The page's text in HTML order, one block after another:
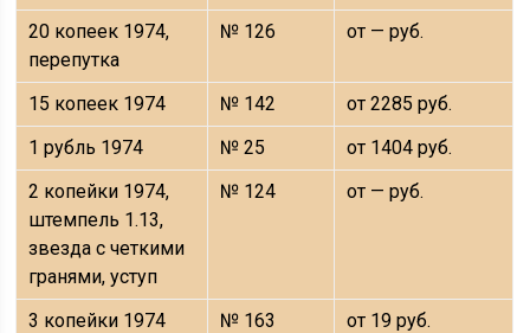
20 копеек 1974,
перепутка
№ 126 от — руб.
15 копеек 1974 № 142
от 2285 руб.
1 рубль 1974
№ 25
от 1404 руб.
2 копейки 1974,
штемпель 1.13,
звезда с четкими
гранями, уступ
№ 124 от — руб.
3 копейки 1974 № 163
от 19 руб.